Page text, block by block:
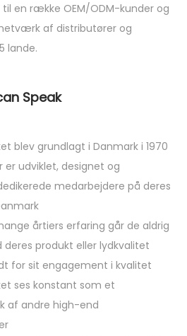
en række OEM/ODM-kunder og
af distributører og
lande.
Speak
blev grundlagt i Danmark i 1970
er udviklet, designet og
medarbejdere på deres
årtiers erfaring går de aldrig
produkt eller lydkvalitet
for sit engagement i kvalitet
ses konstant som et
af andre high-end